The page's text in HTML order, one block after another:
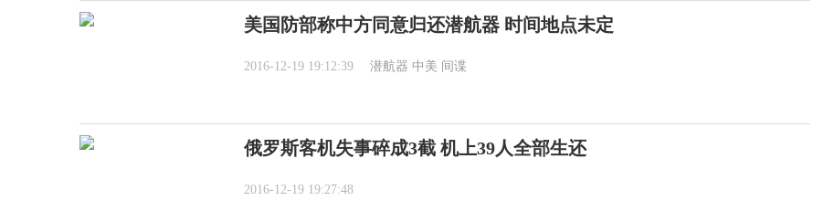
美国防部称中方同意归还潜航器 时间地点未定
2016-12-19 19:12:39 潜航器 中美 间谍
俄罗斯客机失事碎成3截 机上39人全部生还
2016-12-19 19:27:48